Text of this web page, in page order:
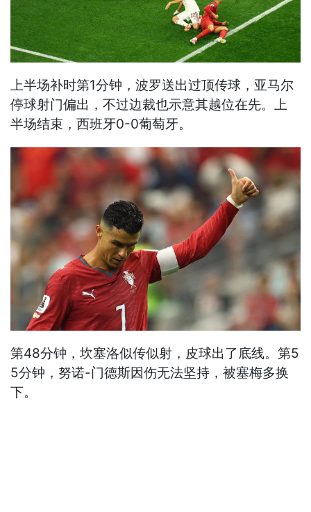
上半场补时第1分钟，波罗送出过顶传球，亚马尔
停球射门偏出，不过边裁也示意其越位在先。上
半场结束，西班牙0-0葡萄牙。
第48分钟，坎塞洛似传似射，皮球出了底线。第5
5分钟，努诺-门德斯因伤无法坚持，被塞梅多换
下。